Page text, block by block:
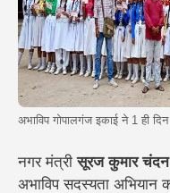
अभाविप गोपालगंज इकाई ने 1 ही
नगर मंत्रीसूरज कुमार चंदन
अभाविप सदस्यता अभियान